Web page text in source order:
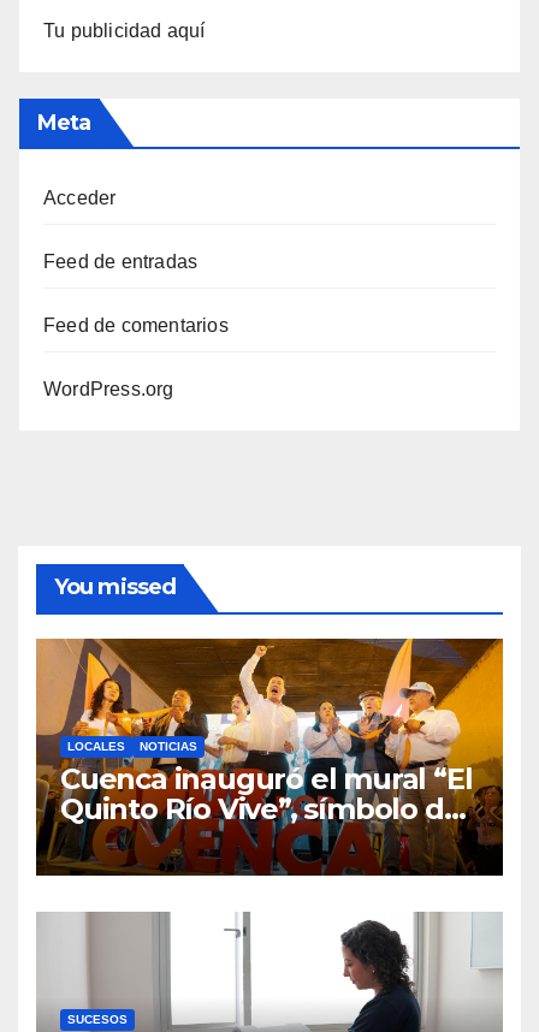
Tu publicidad aquí
Meta
Acceder
Feed de entradas
Feed de comentarios
WordPress.org
You missed
LOCALES NOTICIAS
Cuenca inauguró el mural “El
Quinto Río Vive”, símbolo de
la defensa ciudadana del
agua
SUCESOS